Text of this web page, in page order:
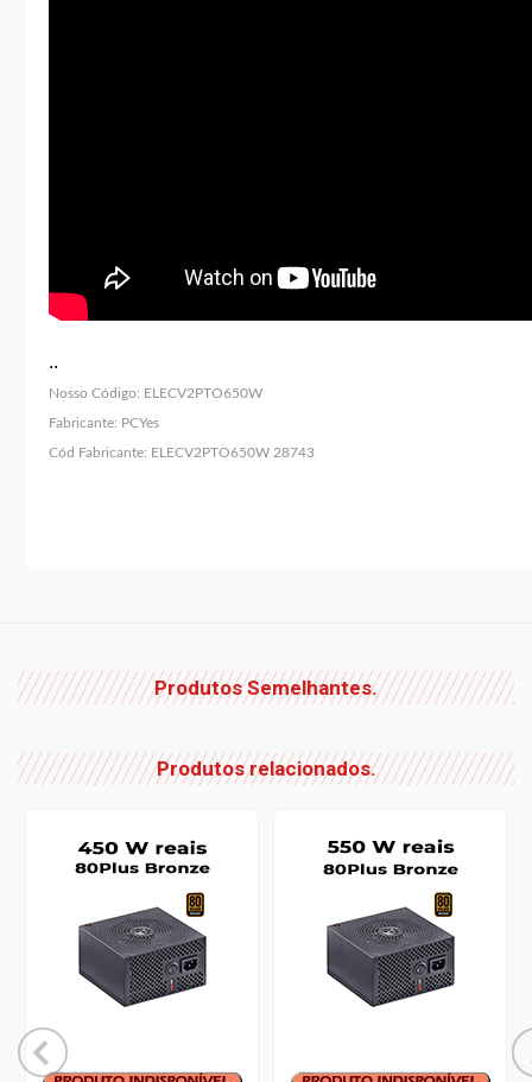
..
Nosso Código: ELECV2PTO650W
Fabricante: PCYes
Cód Fabricante: ELECV2PTO650W 28743
Produtos Semelhantes.
Produtos relacionados.